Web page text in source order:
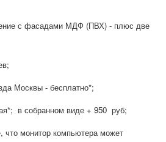
с фасадами МДФ (ПВХ) - плюс две
Москвы - бесплатно*;
в собранном виде + 950 руб;
что монитор компьютера может